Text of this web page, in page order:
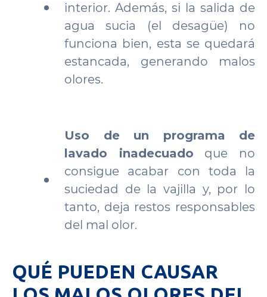
interior. Además, si la salida de
agua sucia (el desagüe) no
funciona bien, esta se quedará
estancada, generando malos
olores.
Uso de un programa de
lavado inadecuado que no
consigue acabar con toda la
suciedad de la vajilla y, por lo
tanto, deja restos responsables
del mal olor.
QUÉ PUEDEN CAUSAR